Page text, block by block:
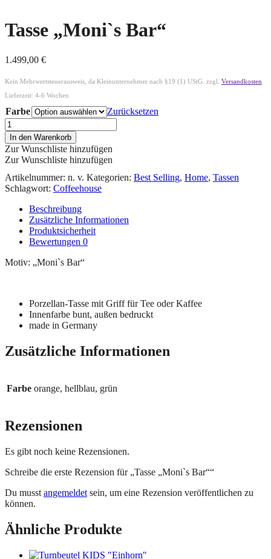
Tasse „Moni`s Bar“
1.499,00 €
Kein Mehrwertsteuerausweis, da Kleinunternehmer nach §19 (1) UStG. zzgl. Versandkosten
Lieferzeit: 4-6 Wochen
Farbe Zurücksetzen
In den Warenkorb
Zur Wunschliste hinzufügen
Zur Wunschliste hinzufügen
Artikelnummer: n. v. Kategorien: Best Selling, Home, Tassen
Schlagwort: Coffeehouse
Beschreibung
Zusätzliche Informationen
Produktsicherheit
Bewertungen 0
Motiv: „Moni`s Bar“
Porzellan-Tasse mit Griff für Tee oder Kaffee
Innenfarbe bunt, außen bedruckt
made in Germany
Zusätzliche Informationen
Farbe orange, hellblau, grün
Rezensionen
Es gibt noch keine Rezensionen.
Schreibe die erste Rezension für „Tasse „Moni`s Bar““
Du musst angemeldet sein, um eine Rezension veröffentlichen zu
können.
Ähnliche Produkte